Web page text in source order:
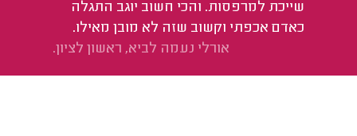
שייכת למרפסות. והכי חשוב יוגב התגלה
כאדם אכפתי וקשוב שזה לא מובן מאילו.
אורלי נעמה לביא, ראשון לציון.